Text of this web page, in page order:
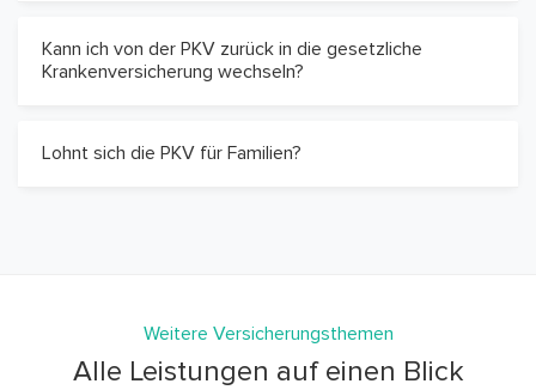
Kann ich von der PKV zurück in die gesetzliche
Krankenversicherung wechseln?
Lohnt sich die PKV für Familien?
Weitere Versicherungsthemen
Alle Leistungen auf einen Blick